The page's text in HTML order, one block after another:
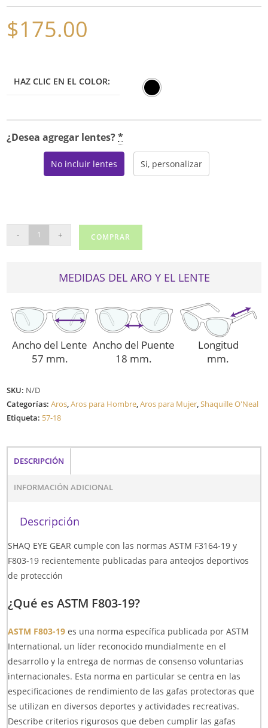
$175.00
HAZ CLIC EN EL COLOR:
¿Desea agregar lentes?*
No incluir lentes Si, personalizar
GEAR
- + COMPRAR
MEDIDAS DEL ARO Y EL LENTE
Ancho del Lente
57 mm.
Ancho del Puente
18 mm.
Longitud
mm.
SKU: N/D
Categorías:Aros,Aros para Hombre,Aros para Mujer,Shaquille O'Neal
Etiqueta: 57-18
DESCRIPCIÓN
INFORMACIÓN ADICIONAL
Descripción
SHAQ EYE GEAR cumple con las normas ASTM F3164-19 y
F803-19 recientemente publicadas para anteojos deportivos
de protección
¿Qué es ASTM F803-19?
ASTM F803-19 es una norma específica publicada por ASTM
International, un líder reconocido mundialmente en el
desarrollo y la entrega de normas de consenso voluntarias
internacionales. Esta norma en particular se centra en las
especificaciones de rendimiento de las gafas protectoras que
se utilizan en diversos deportes y actividades recreativas.
Describe criterios rigurosos que deben cumplir las gafas